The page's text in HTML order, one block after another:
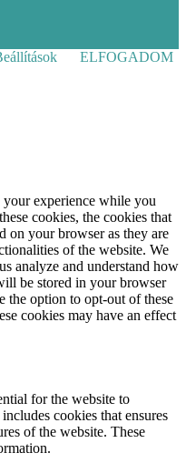
ELFOGADOM
experience while you
cookies, the cookies that
on your browser as they are
of the website. We
analyze and understand how
be stored in your browser
the option to opt-out of these
cookies may have an effect
for the website to
cookies that ensures
of the website. These